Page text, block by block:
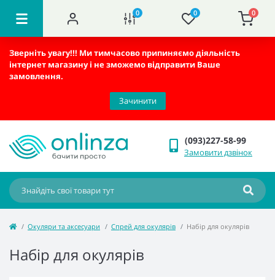
0 0 0
Зверніть увагу!!! Ми тимчасово припиняємо діяльність
інтернет магазину і не зможемо відправити Ваше
замовлення.
Зачинити
(093)227-58-99
Замовити дзвінок
Окуляри та аксесуари Спрей для окулярів Набір для окулярів
Набір для окулярів